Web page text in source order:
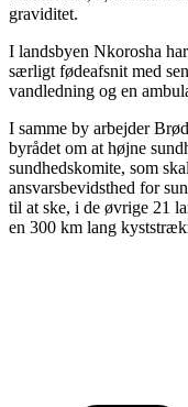
graviditet.
I landsbyen Nkorosha
særligt fødeafsnit med
vandledning og en
I samme by arbejder
byrådet om at højne
sundhedskomite, som
ansvarsbevidsthed for
til at ske, i de øvrige 21
en 300 km lang